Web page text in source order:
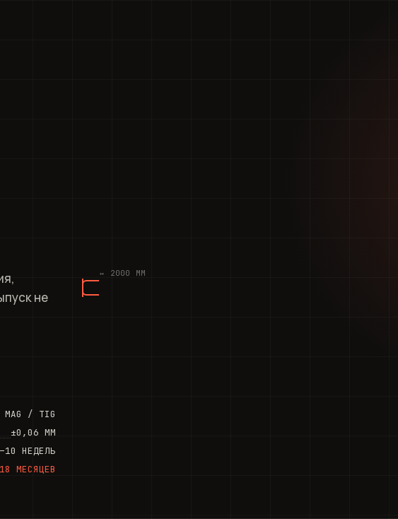
не
/ TIG
±0,06 ММ
НЕДЕЛЬ
МЕСЯЦЕВ
▶ НАША РАБОТА
↔ 2000 ММ